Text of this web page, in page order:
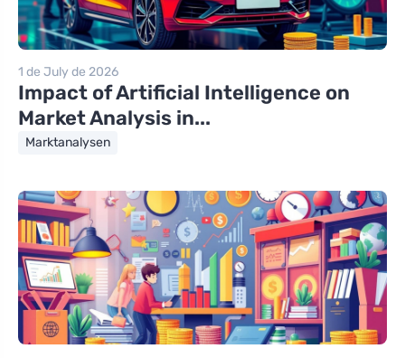
1 de July de 2026
Impact of Artificial Intelligence on
Market Analysis in...
Marktanalysen